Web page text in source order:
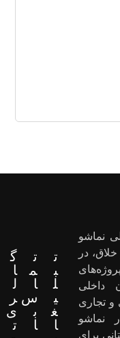
نماشو
در
داخلی
و تجاری
نماشو
برای
ت
ب
ل
ی
غ
ا
ت
م
ا
س
ب
ا
گ
ا
ل
ر
ی
ت